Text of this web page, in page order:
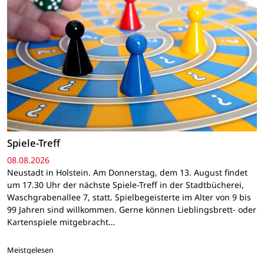
Spiele-Treff
08.08.2026
Neustadt in Holstein. Am Donnerstag, dem 13. August findet
um 17.30 Uhr der nächste Spiele-Treff in der Stadtbücherei,
Waschgrabenallee 7, statt. Spielbegeisterte im Alter von 9 bis
99 Jahren sind willkommen. Gerne können Lieblingsbrett- oder
Kartenspiele mitgebracht…
Meistgelesen